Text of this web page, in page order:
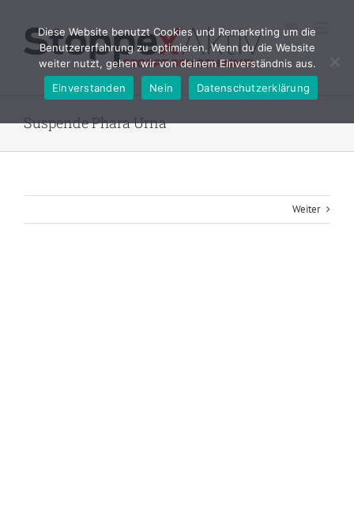
springen
Suspende Phara Urna
Weiter
Diese Website benutzt Cookies und Remarketing um die
Benutzererfahrung zu optimieren. Wenn du die Website
weiter nutzt, gehen wir von deinem Einverständnis aus.
Einverstanden
Nein Datenschutzerklärung